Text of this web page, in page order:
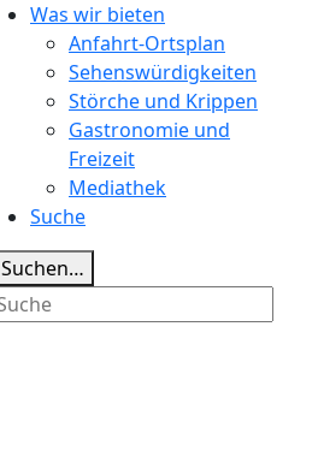
Was wir bieten
Anfahrt-Ortsplan
Sehenswürdigkeiten
Störche und Krippen
Gastronomie und
Freizeit
Mediathek
Suche
Suchen…